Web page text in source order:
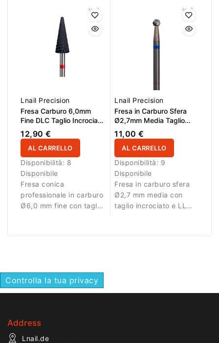
Lnail Precision
Fresa Carburo 6,0mm
Fine DLC Taglio Incrociato
LL 14,6mm
12,90 €
AL CARRELLO
Disponibilità: 8
Disponibile
Fresa conica
professionale in carburo
Ø6,0 mm fine con taglio
14,6 mm. Ideale per
Lnail Precision
Fresa in Carburo Sfera
Ø2,7mm Media Taglio
Incrociato LL 2,7mm
11,00 €
AL CARRELLO
Disponibilità: 9
Disponibile
Fresa in carburo sfera
Ø2,7 mm media con
taglio incrociato e LL
rifiniture precise.
Controlla la tua privacy
Address
Lnail.de